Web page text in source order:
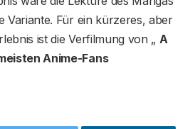
Variante. Für ein kürzeres, aber
ist die Verfilmung von „ A
Anime-Fans